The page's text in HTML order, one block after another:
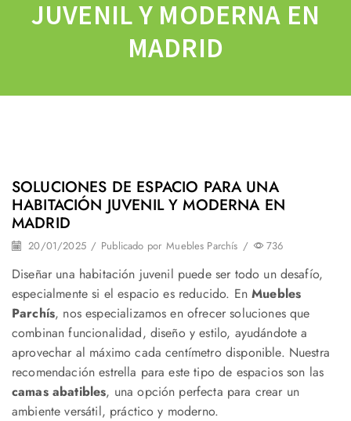
JUVENIL Y MODERNA EN
MADRID
SOLUCIONES DE ESPACIO PARA UNA
HABITACIÓN JUVENIL Y MODERNA EN
MADRID
20/01/2025 / Publicado por Muebles Parchís / 736
Diseñar una habitación juvenil puede ser todo un desafío,
especialmente si el espacio es reducido. EnMuebles
Parchís, nos especializamos en ofrecer soluciones que
combinan funcionalidad, diseño y estilo, ayudándote a
aprovechar al máximo cada centímetro disponible. Nuestra
recomendación estrella para este tipo de espacios son las
camas abatibles, una opción perfecta para crear un
ambiente versátil, práctico y moderno.